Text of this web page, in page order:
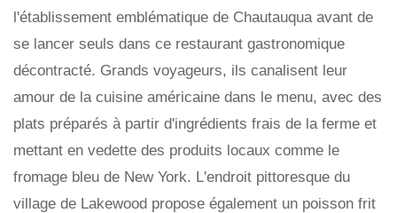
l'établissement emblématique de Chautauqua avant de
se lancer seuls dans ce restaurant gastronomique
décontracté. Grands voyageurs, ils canalisent leur
amour de la cuisine américaine dans le menu, avec des
plats préparés à partir d'ingrédients frais de la ferme et
mettant en vedette des produits locaux comme le
fromage bleu de New York. L'endroit pittoresque du
village de Lakewood propose également un poisson frit